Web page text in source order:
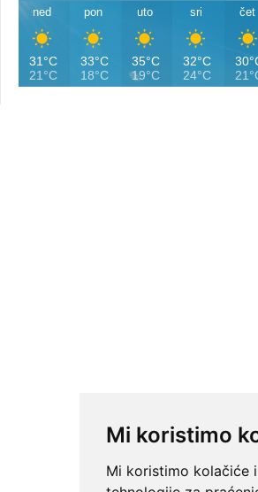
Mi koristimo
Mi koristimo kolačiće
ned
31°C
21°C
pon
33°C
18°C
uto
35°C
19°C
sri
32°C
24°C
čet